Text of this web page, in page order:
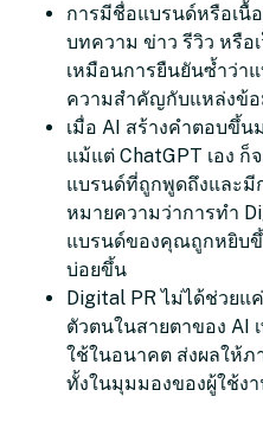
การมีชื่อแบรนด์หรือเนื้
บทความ ข่าว รีวิว หรือ
เหมือนการยืนยันซ้ำว่
ความสำคัญกับแหล่งข้อ
เมื่อ AI สร้างคำตอบขึ้น
แม้แต่ ChatGPT เอง
แบรนด์ที่ถูกพูดถึงและมี
หมายความว่าการทำ
แบรนด์ของคุณถูกหยิบ
บ่อยขึ้น
Digital PR ไม่ได้ช่วยแ
ตัวตนในสายตาของ AI
ใช้ในอนาคต ส่งผลให้
ทั้งในมุมมองของผู้ใช้ง